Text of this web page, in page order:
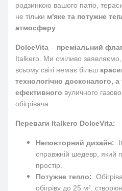
родзинкою вашого патіо,
не тільки м'яке та потужне
атмосферу
DolceVita – преміальний
Italkero. Ми сміливо
всьому світі немає більш
технологічно досконалого,
ефективного вуличного
обігрівача.
Переваги Italkero DolceVita:
Неповторний дизайн:
справжній шедевр, який
простір.
Потужне тепло:
обігріву до 25 м²,